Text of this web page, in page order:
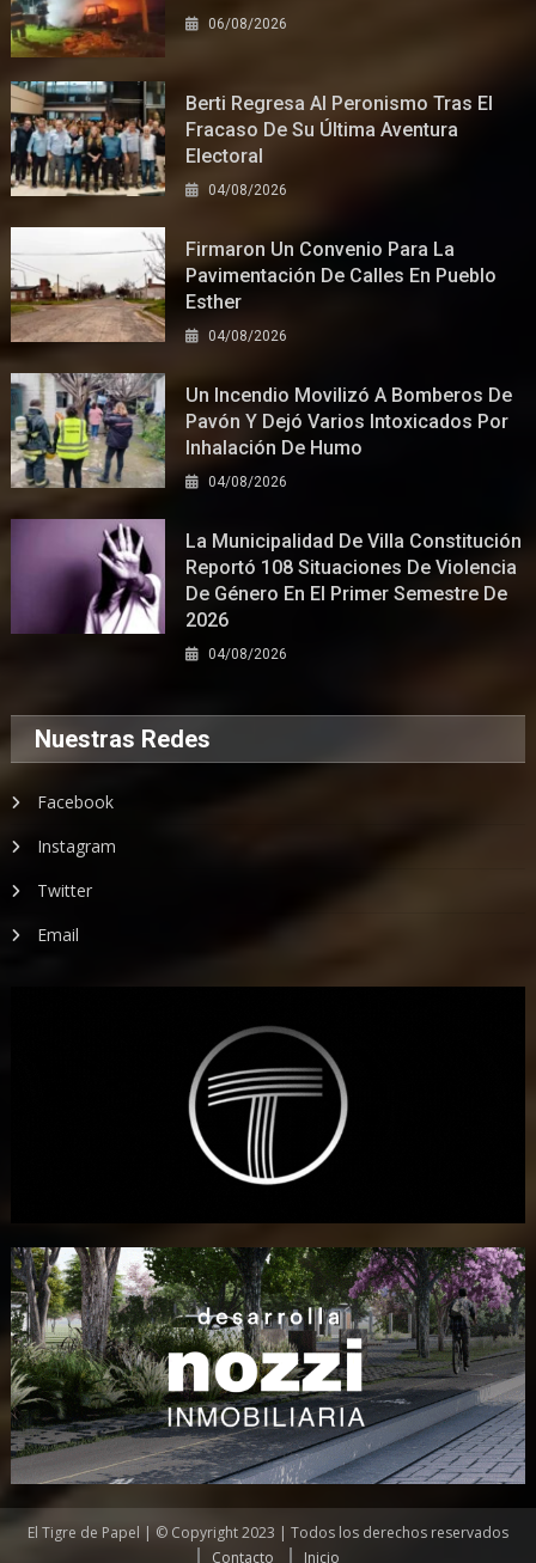
06/08/2026
Berti Regresa Al Peronismo Tras El
Fracaso De Su Última Aventura
Electoral
04/08/2026
Firmaron Un Convenio Para La
Pavimentación De Calles En Pueblo
Esther
04/08/2026
Un Incendio Movilizó A Bomberos De
Pavón Y Dejó Varios Intoxicados Por
Inhalación De Humo
04/08/2026
La Municipalidad De Villa Constitución
Reportó 108 Situaciones De Violencia
De Género En El Primer Semestre De
2026
04/08/2026
Nuestras Redes
Facebook
Instagram
Twitter
Email
El Tigre de Papel | © Copyright 2023 | Todos los derechos reservados
Contacto
Inicio